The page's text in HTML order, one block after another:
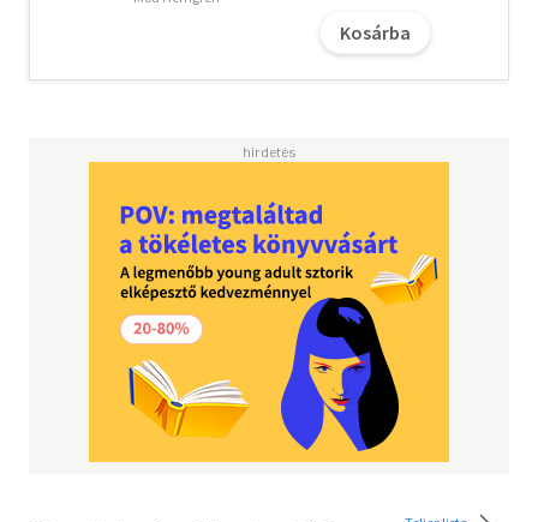
felejtés határait, Pasi Ilmari Jääskeläinen letehetetlen
regénye a részletgazdag valóság és a burjánzó fantázia
Kosárba